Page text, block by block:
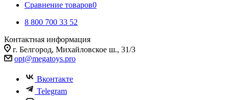
Сравнение товаров0
8 800 700 33 52
Контактная информация
г. Белгород, Михайловское ш., 31/3
opt@megatoys.pro
Вконтакте
Telegram